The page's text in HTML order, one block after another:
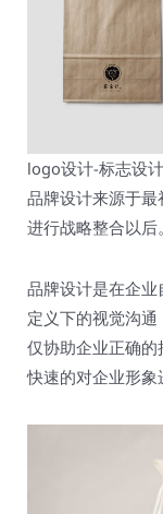
logo设计-标志设
品牌设计来源于
进行战略整合以后。
品牌设计是在企
定义下的视觉沟
仅协助企业正确的
快速的对企业形象